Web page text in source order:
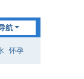
航
怀孕